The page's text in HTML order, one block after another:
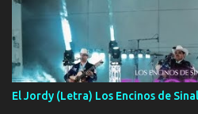
seguiré esperando hasta volvernos
tengo de mi mente no se va, en mi
tu papá, a veces me pongo triste
que tu me escuchas porque tu eres
llega para reunirme contigo, tu
serás mi niño, del amor que yo te
El Jordy (Letra) Los Encinos de